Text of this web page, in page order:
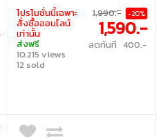
โปรโมชั่นนี้เฉพาะ
สั่งซื้อออนไลน์
เท่านั้น
ส่งฟรี
10,215 views
12 sold
1,990.- -20%
1,590.-
ลดทันที 400.-